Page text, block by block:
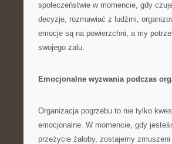
społeczeństwie w momencie, gdy
decyzje, rozmawiać z ludźmi,
emocje są na powierzchni, a my
swojego żalu.
Emocjonalne wyzwania podczas
Organizacja pogrzebu to nie tylko
emocjonalne. W momencie, gdy
przeżycie żałoby, zostajemy